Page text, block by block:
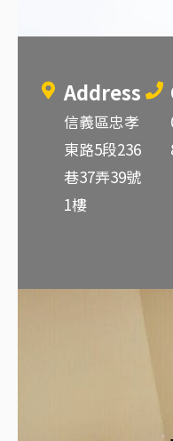
Address
信義區忠孝
東路5段236
巷37弄39號
1樓